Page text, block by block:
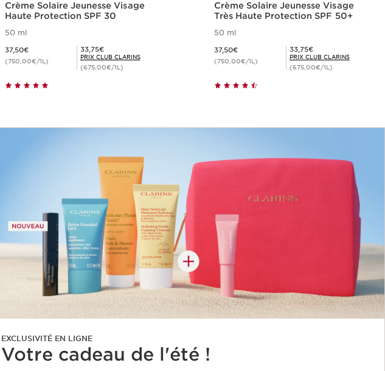
Crème Solaire Jeunesse Visage
Haute Protection SPF 30
50 ml
37,50€
(750,00€/1L)
Prix Club Clarins 33,75€
33,75€
PRIX CLUB CLARINS
(675,00€/1L)
Crème Solaire Jeunesse Visage
Très Haute Protection SPF 50+
50 ml
37,50€
(750,00€/1L)
Prix Club Clarins 33,75€
33,75€
PRIX CLUB CLARINS
(675,00€/1L)
EXCLUSIVITÉ EN LIGNE
Votre cadeau de l'été !